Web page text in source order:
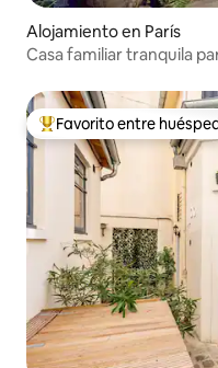
Alojamiento en París
Casa familiar tranquila
Favorito entre
Favorito entre